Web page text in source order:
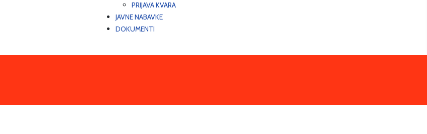
PRIJAVA KVARA
JAVNE NABAVKE
DOKUMENTI